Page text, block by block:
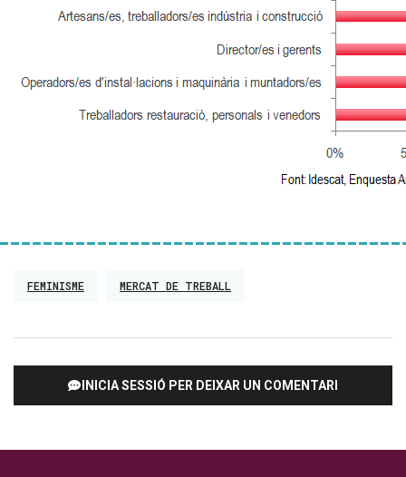
FEMINISME MERCAT DE TREBALL
INICIA SESSIÓ PER DEIXAR UN COMENTARI